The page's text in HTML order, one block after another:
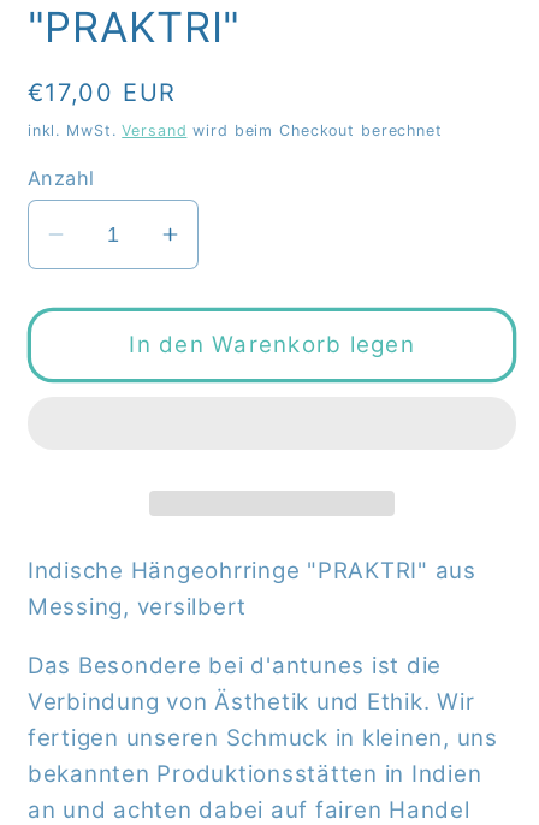
"PRAKTRI"
Normaler
Preis
€17,00 EUR
inkl. MwSt.Versand wird beim Checkout berechnet
Anzahl
Verringere
die
Menge
Indische
Erhöhe
die
Menge
für
Indische
In den Warenkorb legen
Indische Hängeohrringe "PRAKTRI" aus
Messing, versilbert
Das Besondere bei d'antunes ist die
Verbindung von Ästhetik und Ethik. Wir
fertigen unseren Schmuck in kleinen, uns
bekannten Produktionsstätten in Indien
an und achten dabei auf fairen Handel